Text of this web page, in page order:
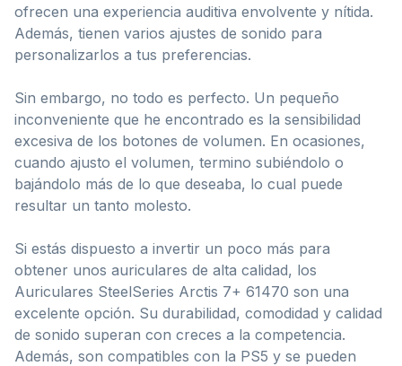
ofrecen una experiencia auditiva envolvente y nítida.
Además, tienen varios ajustes de sonido para
personalizarlos a tus preferencias.
Sin embargo, no todo es perfecto. Un pequeño
inconveniente que he encontrado es la sensibilidad
excesiva de los botones de volumen. En ocasiones,
cuando ajusto el volumen, termino subiéndolo o
bajándolo más de lo que deseaba, lo cual puede
resultar un tanto molesto.
Si estás dispuesto a invertir un poco más para
obtener unos auriculares de alta calidad, los
Auriculares SteelSeries Arctis 7+ 61470 son una
excelente opción. Su durabilidad, comodidad y calidad
de sonido superan con creces a la competencia.
Además, son compatibles con la PS5 y se pueden